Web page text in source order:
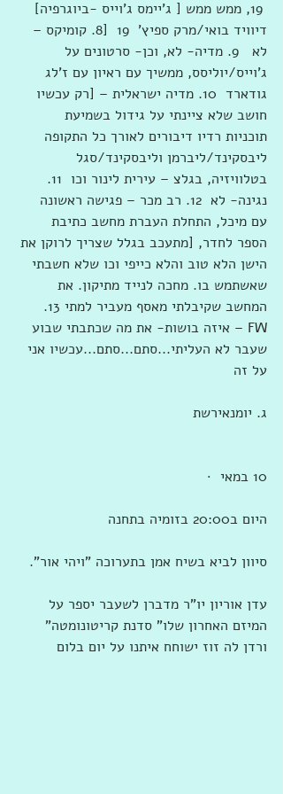
19, ממש ממש [ ג'יימס ג'וייס -ביוגרפיה]
דיוויד בואי/מרק ספיץ'  19  [8. קומיקס –
לא   9. מדיה- לא, וכן- סרטונים על
ג'וייס/יוליסס, ממשיך עם ראיון עם ז'לג
גודארד  10. מדיה ישראלית – [רק עכשיו
חושב שלא ציינתי על גידול בשמיעת
תוכניות רדיו דיבורים לאורך כל התקופה
ליבסקינד/ליברמן וליבסקינד/סגל
בטלוויזיה, בגלצ – עירית לינור וכו  11.
נגינה- לא  12. רב מכר – פגישה ראשונה
עם מיכל, התחלת העברת מחשב כתיבת
הספר לחדר, [מתעכב בגלל שצריך לרוקן את
הישן הלא טוב והלא כייפי וכו שלא חשבתי
שאשתמש בו. מחכה לנייד מתיקון. את
המחשב שקיבלתי מאסף מעביר למתי 13.
FW – איזה בושות- את מה שכתבתי שבוע
שעבר לא העליתי...סתם...סתם...עכשיו אני
על זה
ג. יומנאירשת
10 במאי  ·
היום ב20:00 בזומיה בתחנה
סיוון לביא בשיח אמן בתערוכה "ויהי אור".
עדן אוריון יו"ר מדברן לשעבר יספר על
המיזם האחרון שלו" סדנת קריטונומטה"
ורדן לה זוז ישוחח איתנו על יום בלום